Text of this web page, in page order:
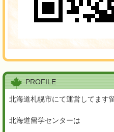
PROFILE
北海道札幌市にて運営してます
北海道留学センターは